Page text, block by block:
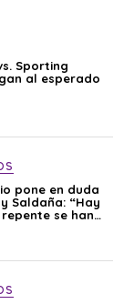
Sporting
al esperado
pone en duda
Saldaña: “Hay
se han